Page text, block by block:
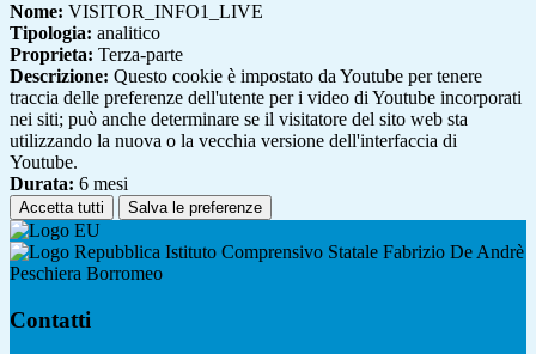
Nome: VISITOR_INFO1_LIVE
Tipologia: analitico
Proprieta: Terza-parte
Descrizione: Questo cookie è impostato da Youtube per tenere
traccia delle preferenze dell'utente per i video di Youtube incorporati
nei siti; può anche determinare se il visitatore del sito web sta
utilizzando la nuova o la vecchia versione dell'interfaccia di
Youtube.
Durata: 6 mesi
Accetta tutti Salva le preferenze
Istituto Comprensivo Statale Fabrizio De Andrè
Peschiera Borromeo
Contatti